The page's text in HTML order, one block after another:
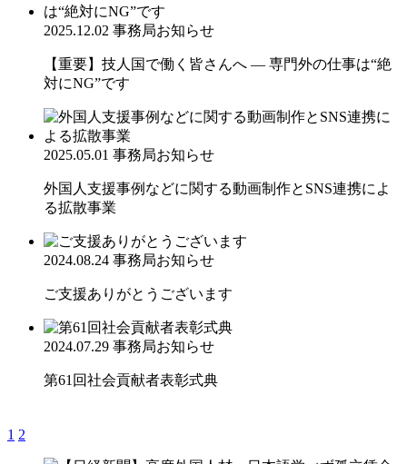
2025.12.02 事務局お知らせ
【重要】技人国で働く皆さんへ ― 専門外の仕事は“絶
対にNG”です
2025.05.01 事務局お知らせ
外国人支援事例などに関する動画制作とSNS連携によ
る拡散事業
2024.08.24 事務局お知らせ
ご支援ありがとうございます
2024.07.29 事務局お知らせ
第61回社会貢献者表彰式典
1 2